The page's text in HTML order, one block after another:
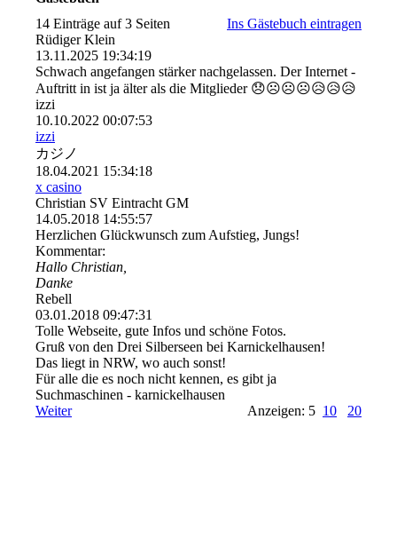
14 Einträge auf 3 Seiten
Ins Gästebuch eintragen
Rüdiger Klein
13.11.2025 19:34:19
Schwach angefangen stärker nachgelassen. Der Internet -
Auftritt in ist ja älter als die Mitglieder 😞☹️☹️☹️😥😥😥
izzi
10.10.2022 00:07:53
izzi
カジノ
18.04.2021 15:34:18
x casino
Christian SV Eintracht GM
14.05.2018 14:55:57
Herzlichen Glückwunsch zum Aufstieg, Jungs!
Kommentar:
Hallo Christian,
Danke
Rebell
03.01.2018 09:47:31
Tolle Webseite, gute Infos und schöne Fotos.
Gruß von den Drei Silberseen bei Karnickelhausen!
Das liegt in NRW, wo auch sonst!
Für alle die es noch nicht kennen, es gibt ja
Suchmaschinen - karnickelhausen
Weiter
Anzeigen: 5 10 20